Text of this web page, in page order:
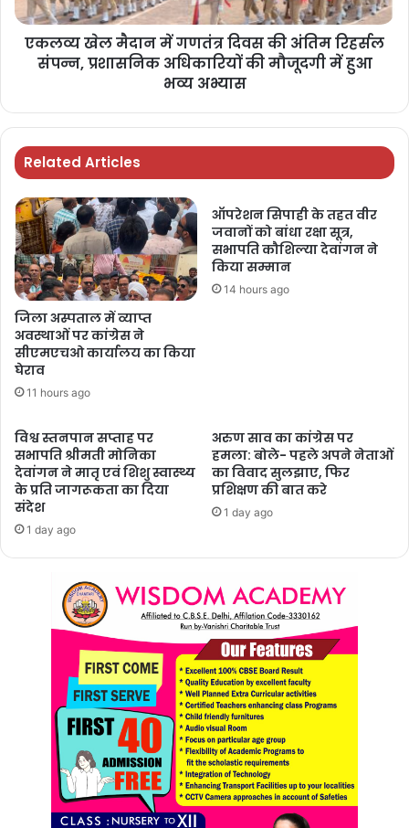
एकलव्य खेल मैदान में गणतंत्र दिवस की अंतिम रिहर्सल
संपन्न, प्रशासनिक अधिकारियों की मौजूदगी में हुआ
भव्य अभ्यास
Related Articles
जिला अस्पताल में व्याप्त
अवस्थाओं पर कांग्रेस ने
सीएमएचओ कार्यालय का किया
घेराव
11 hours ago
ऑपरेशन सिपाही के तहत वीर
जवानों को बांधा रक्षा सूत्र,
सभापति कौशिल्या देवांगन ने
किया सम्मान
14 hours ago
विश्व स्तनपान सप्ताह पर
सभापति श्रीमती मोनिका
देवांगन ने मातृ एवं शिशु स्वास्थ्य
के प्रति जागरूकता का दिया
संदेश
1 day ago
अरुण साव का कांग्रेस पर
हमला: बोले- पहले अपने नेताओं
का विवाद सुलझाए, फिर
प्रशिक्षण की बात करे
1 day ago